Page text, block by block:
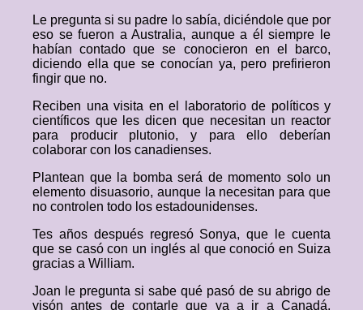
Le pregunta si su padre lo sabía, diciéndole que por
eso se fueron a Australia, aunque a él siempre le
habían contado que se conocieron en el barco,
diciendo ella que se conocían ya, pero prefirieron
fingir que no.
Reciben una visita en el laboratorio de políticos y
científicos que les dicen que necesitan un reactor
para producir plutonio, y para ello deberían
colaborar con los canadienses.
Plantean que la bomba será de momento solo un
elemento disuasorio, aunque la necesitan para que
no controlen todo los estadounidenses.
Tes años después regresó Sonya, que le cuenta
que se casó con un inglés al que conoció en Suiza
gracias a William.
Joan le pregunta si sabe qué pasó de su abrigo de
visón antes de contarle que va a ir a Canadá,